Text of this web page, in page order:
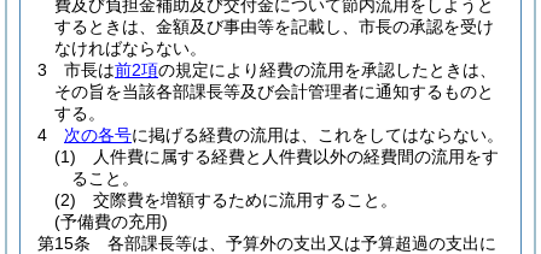
費及び負担金補助及び交付金について節内流用をしようと
するときは、金額及び事由等を記載し、市長の承認を受け
なければならない。
3
市長は前2項の規定により経費の流用を承認したときは、
その旨を当該各部課長等及び会計管理者に通知するものと
する。
4
次の各号に掲げる経費の流用は、これをしてはならない。
(1)
人件費に属する経費と人件費以外の経費間の流用をす
ること。
(2)
交際費を増額するために流用すること。
(予備費の充用)
第15条
各部課長等は、予算外の支出又は予算超過の支出に